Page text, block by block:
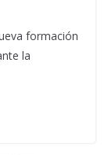
formación
la